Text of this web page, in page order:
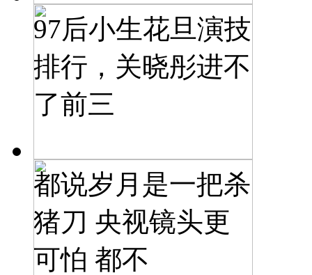
97后小生花旦演技
排行，关晓彤进不
了前三
都说岁月是一把杀
猪刀 央视镜头更
可怕 都不